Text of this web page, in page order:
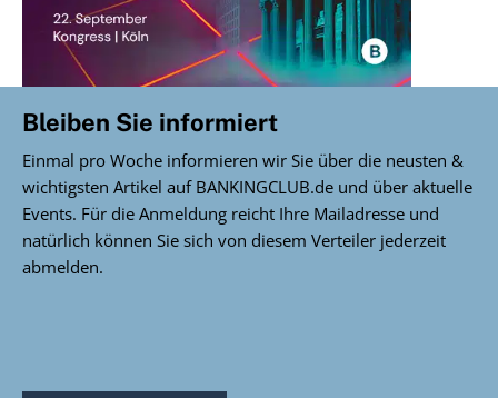
Bleiben Sie informiert
Einmal pro Woche informieren wir Sie über die neusten &
wichtigsten Artikel auf BANKINGCLUB.de und über aktuelle
Events. Für die Anmeldung reicht Ihre Mailadresse und
natürlich können Sie sich von diesem Verteiler jederzeit
abmelden.